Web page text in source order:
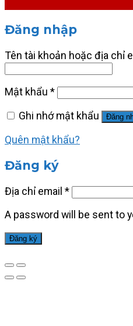
Đăng nhập
Tên tài khoản hoặc địa chỉ
Mật khẩu *
Ghi nhớ mật khẩu
Đăng
Quên mật khẩu?
Đăng ký
Địa chỉ email *
A password will be sent to
Đăng ký